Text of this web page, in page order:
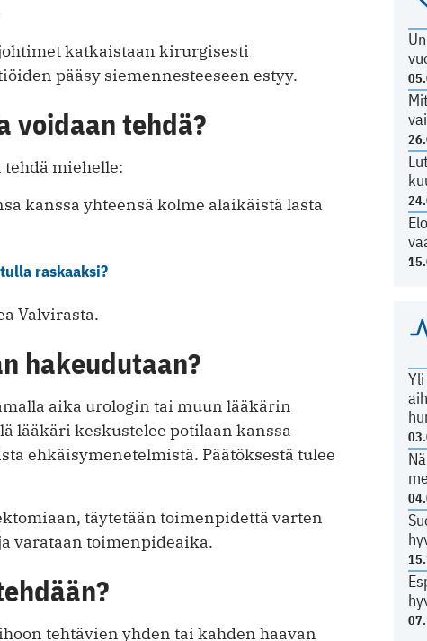
katkaistaan kirurgisesti
pääsy siemennesteeseen estyy.
voidaan tehdä?
miehelle:
kanssa yhteensä kolme alaikäistä lasta
raskaaksi?
Valvirasta.
hakeudutaan?
aika urologin tai muun lääkärin
lääkäri keskustelee potilaan kanssa
ehkäisymenetelmistä. Päätöksestä tulee
täytetään toimenpidettä varten
varataan toimenpideaika.
tehtävien yhden tai kahden haavan